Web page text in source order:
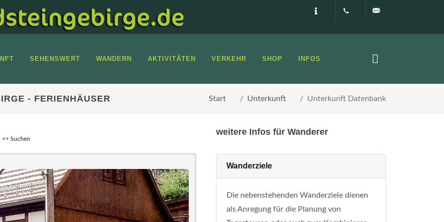
Impressum0160 99873408
SEHENSWERT WANDERN AKTIVITÄTEN VERKEHR SHOP INFOS
- FERIENHÄUSER Start Unterkunft Unterkunft Datenbank
<< Suchen
weitere Infos für Wanderer
Wanderziele
Die nebenstehenden Wanderziele dienen
als Anregung für die Planung von